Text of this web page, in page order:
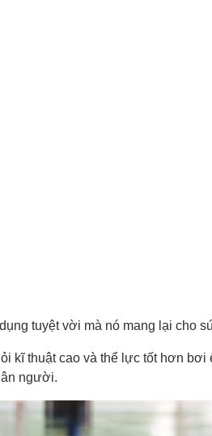
tuyệt vời mà nó mang lại cho
kĩ thuật cao và thể lực tốt hơn
người.